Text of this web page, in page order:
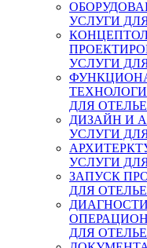
УСЛУГИ
УСЛУГИ
ДЛЯ
ДИЗАЙН И
УСЛУГИ
УСЛУГИ
ЗАПУСК
ДЛЯ
ДЛЯ